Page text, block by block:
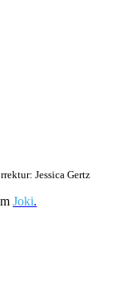
Jessica Gertz
Joki.